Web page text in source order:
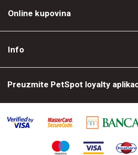
Online kupovina
Info
Preuzmite PetSpot loyalty